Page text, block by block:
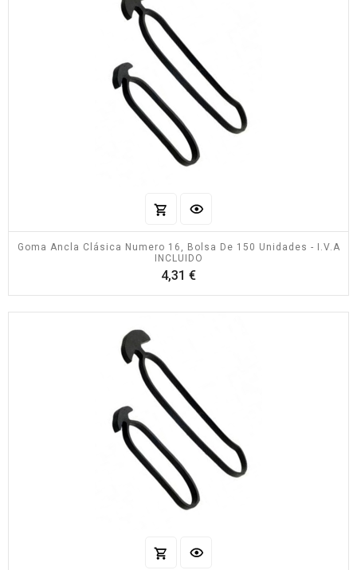
Goma Ancla Clásica Numero 16, Bolsa De 150 Unidades - I.V.A
INCLUIDO
4,31 €Precio